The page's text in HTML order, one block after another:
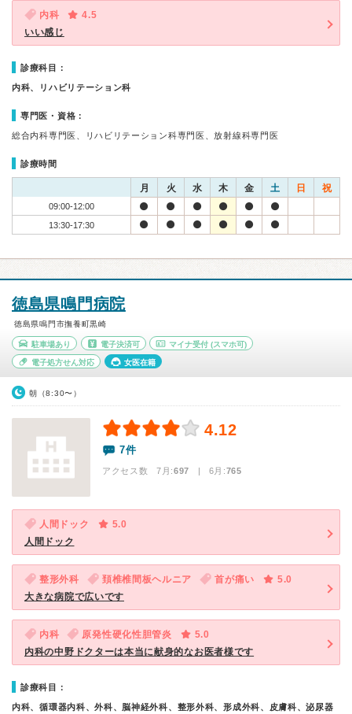
内科
4.5
いい感じ
診療科目：
内科、リハビリテーション科
専門医・資格：
総合内科専門医、リハビリテーション科専門医、放射線科専門医
診療時間
月 火 水 木 金 土 日 祝
09:00-12:00
13:30-17:30
徳島県鳴門病院
徳島県鳴門市撫養町黒崎
駐車場あり 電子決済可 マイナ受付 (スマホ可)
電子処方せん対応 女医在籍
朝（8:30〜）
4.12
7件
アクセス数 7月:697 | 6月:765
人間ドック
5.0
人間ドック
整形外科 頚椎椎間板ヘルニア 首が痛い
5.0
大きな病院で広いです
内科 原発性硬化性胆管炎
5.0
内科の中野ドクターは本当に献身的なお医者様です
診療科目：
内科、循環器内科、外科、脳神経外科、整形外科、形成外科、皮膚科、泌尿器